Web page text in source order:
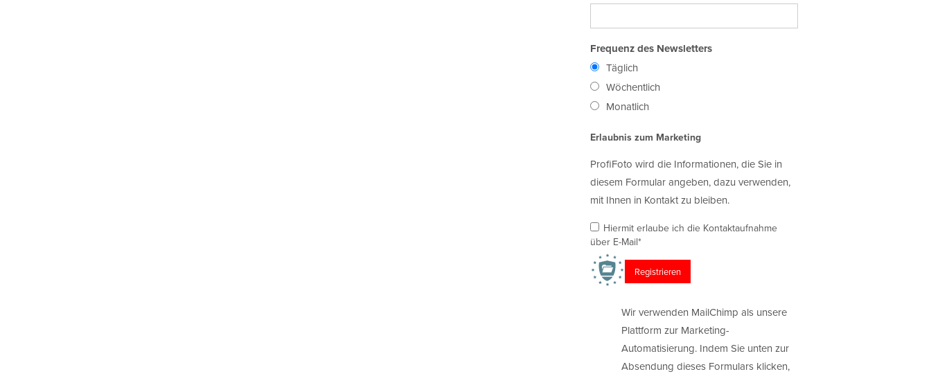
Frequenz des Newsletters
Täglich
Wöchentlich
Monatlich
Erlaubnis zum Marketing
ProfiFoto wird die Informationen, die Sie in
diesem Formular angeben, dazu verwenden,
mit Ihnen in Kontakt zu bleiben.
Hiermit erlaube ich die Kontaktaufnahme
über E-Mail*
Wir verwenden MailChimp als unsere
Plattform zur Marketing-
Automatisierung. Indem Sie unten zur
Absendung dieses Formulars klicken,